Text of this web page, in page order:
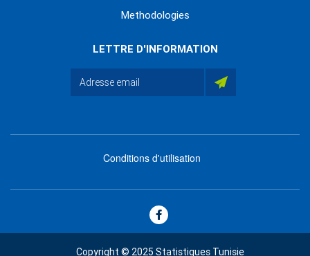
Methodologies
LETTRE D'INFORMATION
footer
Conditions d'utilisation
Copyright © 2025 Statistiques Tunisie